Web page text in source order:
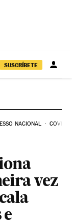
SUSCRÍBETE
NACIONAL COVID-
vez
e